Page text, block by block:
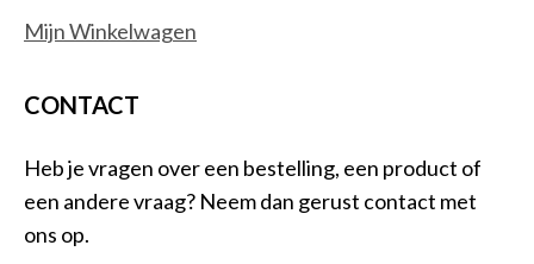
Mijn Winkelwagen
CONTACT
Heb je vragen over een bestelling, een product of
een andere vraag? Neem dan gerust contact met
ons op.